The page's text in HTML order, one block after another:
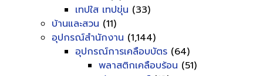
เทปใส เทปขุ่น (33)
บ้านและสวน (11)
อุปกรณ์สำนักงาน (1,144)
อุปกรณ์การเคลือบบัตร (64)
พลาสติกเคลือบร้อน (51)